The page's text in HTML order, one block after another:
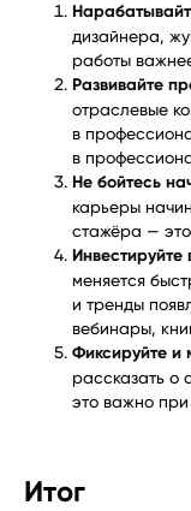
дизайнера,
работы
Развивайте
отраслевые
в
в
Не бойтесь
карьеры
стажёра — это
меняется
и тренды
вебинары,
Фиксируйте и
рассказать о
это важно
Итог